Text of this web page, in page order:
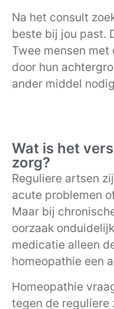
Na het consult
beste bij jou past.
Twee mensen
door hun
ander middel
Wat is het
zorg?
Reguliere artsen
acute problemen
Maar bij
oorzaak
medicatie alleen
homeopathie een
Homeopathie
tegen de reguliere